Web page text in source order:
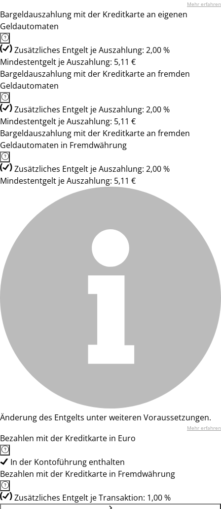
Mehr erfahren
Bargeldauszahlung mit der Kreditkarte an eigenen
Geldautomaten
Zusätzliches Entgelt je Auszahlung: 2,00 %
Mindestentgelt je Auszahlung: 5,11 €
Bargeldauszahlung mit der Kreditkarte an fremden
Geldautomaten
Zusätzliches Entgelt je Auszahlung: 2,00 %
Mindestentgelt je Auszahlung: 5,11 €
Bargeldauszahlung mit der Kreditkarte an fremden
Geldautomaten in Fremdwährung
Zusätzliches Entgelt je Auszahlung: 2,00 %
Mindestentgelt je Auszahlung: 5,11 €
Änderung des Entgelts unter weiteren Voraussetzungen.
Mehr erfahren
Bezahlen mit der Kreditkarte in Euro
In der Kontoführung enthalten
Bezahlen mit der Kreditkarte in Fremdwährung
Zusätzliches Entgelt je Transaktion: 1,00 %